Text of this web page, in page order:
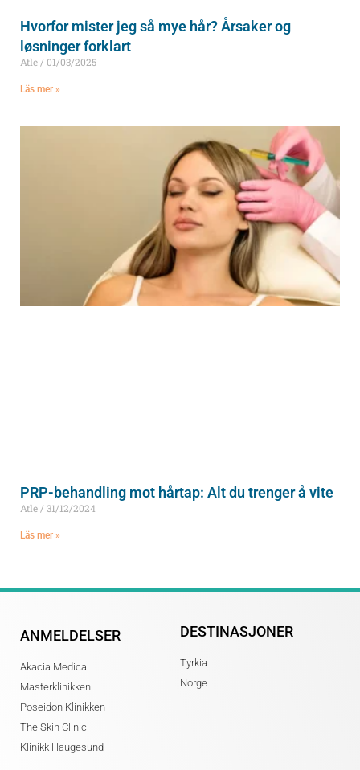
Hvorfor mister jeg så mye hår? Årsaker og
løsninger forklart
Atle 01/03/2025
Läs mer »
PRP-behandling mot hårtap: Alt du trenger å vite
Atle 31/12/2024
Läs mer »
ANMELDELSER
Akacia Medical
Masterklinikken
Poseidon Klinikken
The Skin Clinic
Klinikk Haugesund
DESTINASJONER
Tyrkia
Norge